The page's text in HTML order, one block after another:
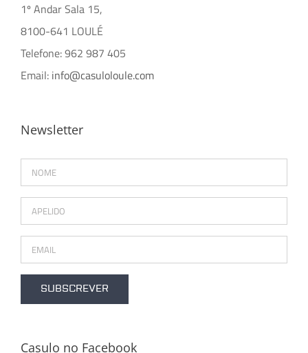
1º Andar Sala 15,
8100-641 LOULÉ
Telefone: 962 987 405
Email: info@casuloloule.com
Newsletter
Casulo no Facebook